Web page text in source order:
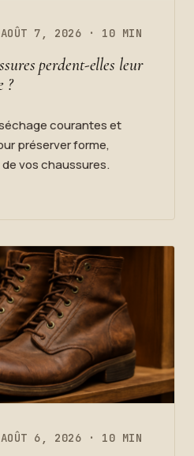
7, 2026 · 10 MIN
perdent-elles leur
?
courantes et
préserver forme,
vos chaussures.
6, 2026 · 10 MIN